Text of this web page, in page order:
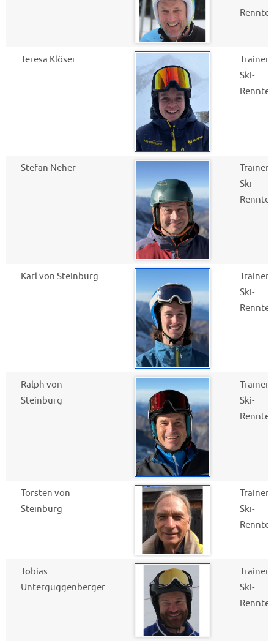
Teresa Klöser
Trainer
Ski-
Stefan Neher
Trainer
Ski-
Karl von Steinburg
Trainer
Ski-
Ralph von
Steinburg
Trainer
Ski-
Torsten von
Steinburg
Trainer
Ski-
Tobias
Unterguggenberger
Trainer
Ski-